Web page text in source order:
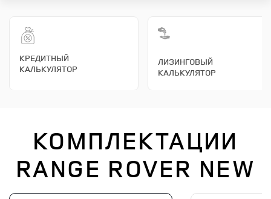
КРЕДИТНЫЙ
КАЛЬКУЛЯТОР
ЛИЗИНГОВЫЙ
КАЛЬКУЛЯТОР
КОМПЛЕКТАЦИИ
RANGE ROVER NEW